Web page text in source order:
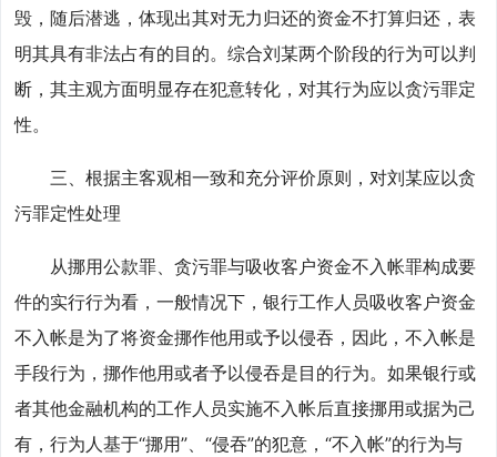
毁，随后潜逃，体现出其对无力归还的资金不打算归还，表
明其具有非法占有的目的。综合刘某两个阶段的行为可以判
断，其主观方面明显存在犯意转化，对其行为应以贪污罪定
性。
三、根据主客观相一致和充分评价原则，对刘某应以贪
污罪定性处理
从挪用公款罪、贪污罪与吸收客户资金不入帐罪构成要
件的实行行为看，一般情况下，银行工作人员吸收客户资金
不入帐是为了将资金挪作他用或予以侵吞，因此，不入帐是
手段行为，挪作他用或者予以侵吞是目的行为。如果银行或
者其他金融机构的工作人员实施不入帐后直接挪用或据为己
有，行为人基于“挪用”、“侵吞”的犯意，“不入帐”的行为与